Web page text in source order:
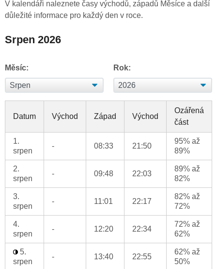
V kalendáři naleznete časy východů, západů Měsíce a další
důležité informace pro každý den v roce.
Srpen 2026
Měsíc: Rok:
Datum Východ Západ Východ
Ozářená
část
1.
srpen
- 08:33 21:50
95% až
89%
2.
srpen
- 09:48 22:03
89% až
82%
3.
srpen
- 11:01 22:17
82% až
72%
4.
srpen
- 12:20 22:34
72% až
62%
5.
srpen
- 13:40 22:55
62% až
50%